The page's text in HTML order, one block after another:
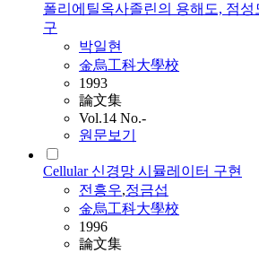
폴리에틸옥사졸린의 용해도, 점성
구
박일현
金烏工科大學校
1993
論文集
Vol.14 No.-
원문보기
Cellular 신경망 시뮬레이터 구현
전흥우,정금섭
金烏工科大學校
1996
論文集